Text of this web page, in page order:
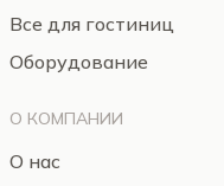
Все для гостиниц
Оборудование
О КОМПАНИИ
О нас